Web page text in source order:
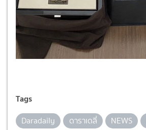
Tags
Daradaily ดาราเดลี่ NEWS